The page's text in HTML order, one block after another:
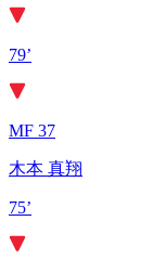
79’
MF 37
木本 真翔
75’